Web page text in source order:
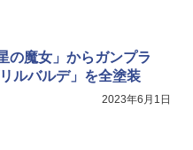
の魔女」からガンプラ
ルバルデ」を全塗装
2023年6月1日